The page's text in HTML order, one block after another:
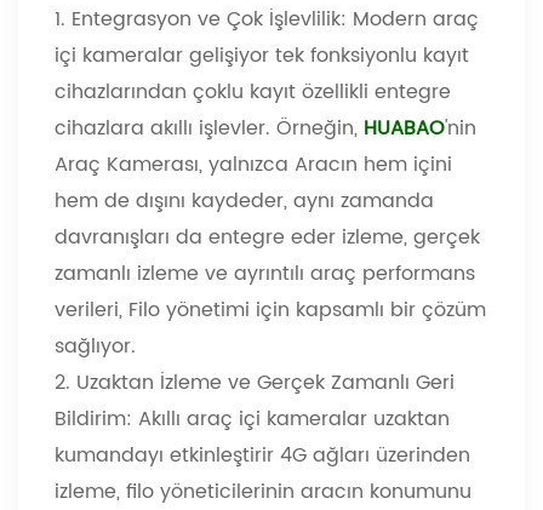
1. Entegrasyon ve Çok İşlevlilik: Modern araç
içi kameralar gelişiyor tek fonksiyonlu kayıt
cihazlarından çoklu kayıt özellikli entegre
cihazlara akıllı işlevler. Örneğin, HUABAO'nin
Araç Kamerası, yalnızca Aracın hem içini
hem de dışını kaydeder, aynı zamanda
davranışları da entegre eder izleme, gerçek
zamanlı izleme ve ayrıntılı araç performans
verileri, Filo yönetimi için kapsamlı bir çözüm
sağlıyor.
2. Uzaktan İzleme ve Gerçek Zamanlı Geri
Bildirim: Akıllı araç içi kameralar uzaktan
kumandayı etkinleştirir 4G ağları üzerinden
izleme, filo yöneticilerinin aracın konumunu